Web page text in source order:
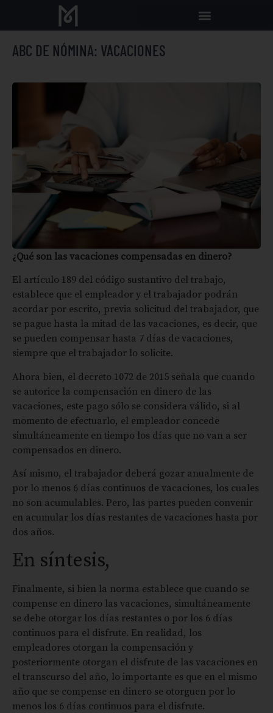
ABC DE NÓMINA: VACACIONES
¿Qué son las vacaciones compensadas en dinero?
El artículo 189 del código sustantivo del trabajo,
establece que el empleador y el trabajador podrán
acordar por escrito, previa solicitud del trabajador, que
se pague hasta la mitad de las vacaciones, es decir, que
se pueden compensar hasta 7 días de vacaciones,
siempre que el trabajador lo solicite.
Ahora bien, el decreto 1072 de 2015 señala que cuando
se autorice la compensación en dinero de las
vacaciones, este pago sólo se considera válido, si al
momento de efectuarlo, el empleador concede
simultáneamente en tiempo los días que no van a ser
compensados en dinero.
Así mismo, el trabajador deberá gozar anualmente de
por lo menos 6 días continuos de vacaciones, los cuales
no son acumulables. Pero, las partes pueden convenir
en acumular los días restantes de vacaciones hasta por
dos años.
En síntesis,
Finalmente, si bien la norma establece que cuando se
compense en dinero las vacaciones, simultáneamente
se debe otorgar los días restantes o por los 6 días
continuos para el disfrute. En realidad, los
empleadores otorgan la compensación y
posteriormente otorgan el disfrute de las vacaciones en
el transcurso del año, lo importante es que en el mismo
año que se compense en dinero se otorguen por lo
menos los 6 días continuos para el disfrute.